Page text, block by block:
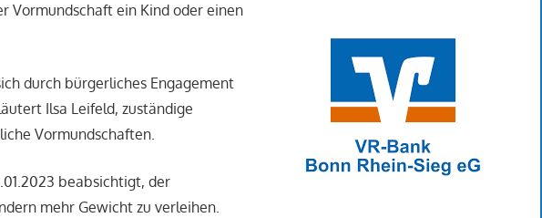
Vormundschaft ein Kind oder einen
durch bürgerliches Engagement
Ilsa Leifeld, zuständige
Vormundschaften.
beabsichtigt, der
mehr Gewicht zu verleihen.